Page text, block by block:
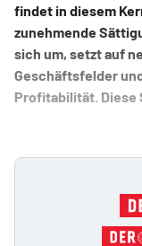
findet in diesem
zunehmende
sich um, setzt auf
Geschäftsfelder
Profitabilität. Diese